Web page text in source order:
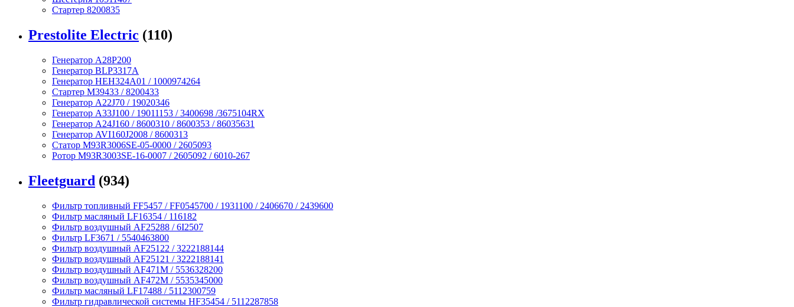
Стартер 8200835
Prestolite Electric (110)
Генератор A28P200
Генератор BLP3317A
Генератор HEH324A01 / 1000974264
Стартер M39433 / 8200433
Генератор A22J70 / 19020346
Генератор A33J100 / 19011153 / 3400698 /3675104RX
Генератор A24J160 / 8600310 / 8600353 / 86035631
Генератор AVI160J2008 / 8600313
Статор M93R3006SE-05-0000 / 2605093
Ротор M93R3003SE-16-0007 / 2605092 / 6010-267
Fleetguard (934)
Фильтр топливный FF5457 / FF0545700 / 1931100 / 2406670 / 2439600
Фильтр масляный LF16354 / 116182
Фильтр воздушный AF25288 / 6I2507
Фильтр LF3671 / 5540463800
Фильтр воздушный AF25122 / 3222188144
Фильтр воздушный AF25121 / 3222188141
Фильтр воздушный AF471M / 5536328200
Фильтр воздушный AF472M / 5535345000
Фильтр масляный LF17488 / 5112300759
Фильтр гидравлической системы HF35454 / 5112287858